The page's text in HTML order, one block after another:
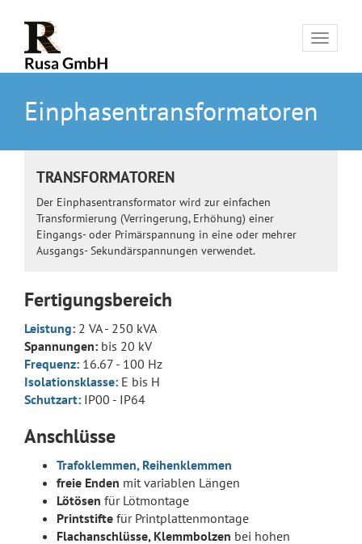
Toggle
Einphasentransformatoren
TRANSFORMATOREN
Der Einphasentransformator wird zur einfachen
Transformierung (Verringerung, Erhöhung) einer
Eingangs- oder Primärspannung in eine oder mehrer
Ausgangs- Sekundärspannungen verwendet.
Fertigungsbereich
Leistung: 2 VA - 250 kVA
Spannungen: bis 20 kV
Frequenz: 16.67 - 100 Hz
Isolationsklasse: E bis H
Schutzart: IP00 - IP64
Anschlüsse
Trafoklemmen, Reihenklemmen
freie Enden mit variablen Längen
Lötösen für Lötmontage
Printstifte für Printplattenmontage
Flachanschlüsse, Klemmbolzen bei hohen